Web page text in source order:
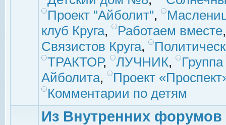
Проект "Айболит",
клуб Круга, Работаем вместе
Связистов Круга,
ТРАКТОР, ЛУЧНИК,
Айболита,
Проект
Комментарии по детям
Из Внутренних форумов